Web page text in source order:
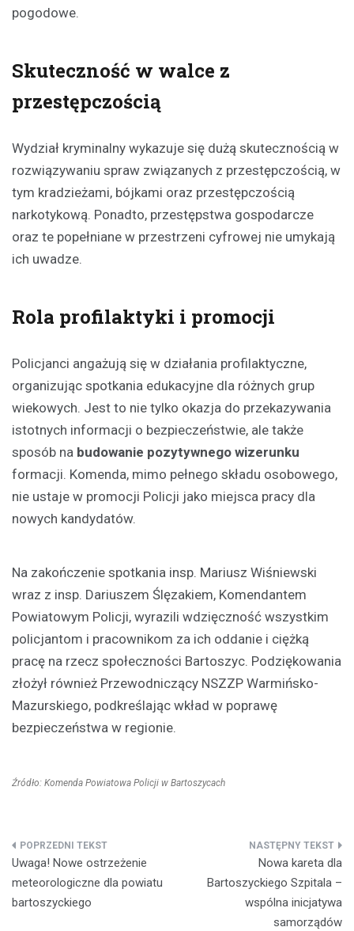
pogodowe.
Skuteczność w walce z
przestępczością
Wydział kryminalny wykazuje się dużą skutecznością w
rozwiązywaniu spraw związanych z przestępczością, w
tym kradzieżami, bójkami oraz przestępczością
narkotykową. Ponadto, przestępstwa gospodarcze
oraz te popełniane w przestrzeni cyfrowej nie umykają
ich uwadze.
Rola profilaktyki i promocji
Policjanci angażują się w działania profilaktyczne,
organizując spotkania edukacyjne dla różnych grup
wiekowych. Jest to nie tylko okazja do przekazywania
istotnych informacji o bezpieczeństwie, ale także
sposób na budowanie pozytywnego wizerunku
formacji. Komenda, mimo pełnego składu osobowego,
nie ustaje w promocji Policji jako miejsca pracy dla
nowych kandydatów.
Na zakończenie spotkania insp. Mariusz Wiśniewski
wraz z insp. Dariuszem Ślęzakiem, Komendantem
Powiatowym Policji, wyrazili wdzięczność wszystkim
policjantom i pracownikom za ich oddanie i ciężką
pracę na rzecz społeczności Bartoszyc. Podziękowania
złożył również Przewodniczący NSZZP Warmińsko-
Mazurskiego, podkreślając wkład w poprawę
bezpieczeństwa w regionie.
Źródło: Komenda Powiatowa Policji w Bartoszycach
Nawigacja
wpisu
Uwaga! Nowe ostrzeżenie
meteorologiczne dla powiatu
bartoszyckiego
Nowa kareta dla
Bartoszyckiego Szpitala –
wspólna inicjatywa
samorządów